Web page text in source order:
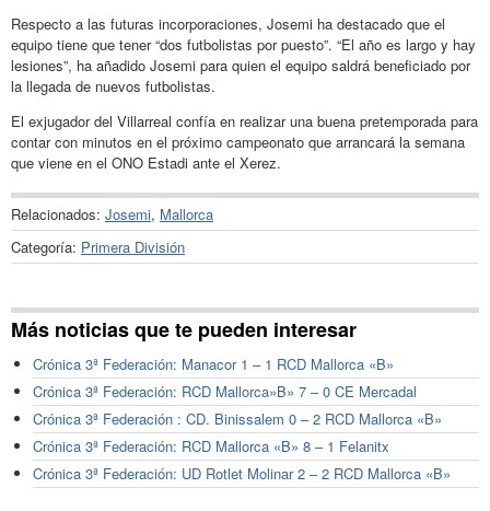
Respecto a las futuras incorporaciones, Josemi ha destacado que el
equipo tiene que tener “dos futbolistas por puesto”. “El año es largo y hay
lesiones”, ha añadido Josemi para quien el equipo saldrá beneficiado por
la llegada de nuevos futbolistas.
El exjugador del Villarreal confía en realizar una buena pretemporada para
contar con minutos en el próximo campeonato que arrancará la semana
que viene en el ONO Estadi ante el Xerez.
Relacionados: Josemi, Mallorca
Categoría: Primera División
Más noticias que te pueden interesar
Crónica 3ª Federación: Manacor 1 – 1 RCD Mallorca «B»
Crónica 3ª Federación: RCD Mallorca»B» 7 – 0 CE Mercadal
Crónica 3ª Federación : CD. Binissalem 0 – 2 RCD Mallorca «B»
Crónica 3ª Federación: RCD Mallorca «B» 8 – 1 Felanitx
Crónica 3ª Federación: UD Rotlet Molinar 2 – 2 RCD Mallorca «B»